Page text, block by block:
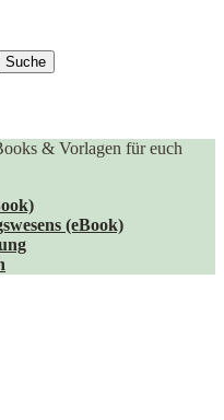
& Vorlagen für euch
(eBook)